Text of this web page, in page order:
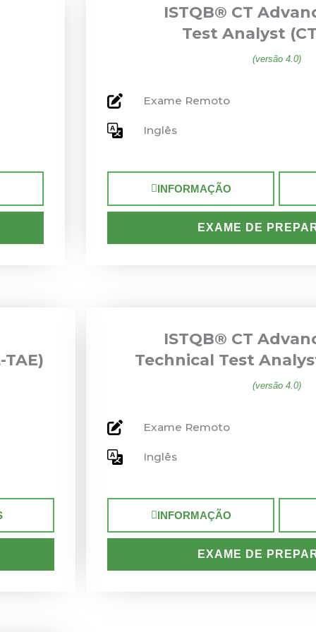
ISTQB® CT
Test Analyst
(versão 4.0)
Exame Remoto
Inglês
INFORMAÇÃO
EXAME DE
ISTQB® CT
Technical Test
(versão 4.0)
Exame Remoto
Inglês
INFORMAÇÃO
EXAME DE